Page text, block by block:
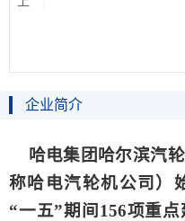
企业简介
哈电集团哈尔滨汽
称哈电汽轮机公司）
“一五”期间156项重